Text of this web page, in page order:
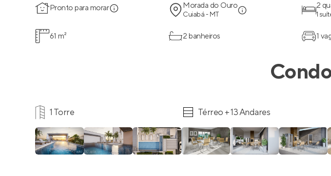
Pronto para morar Morada do Ouro
Cuiabá - MT
2
1
61 m² 2 banheiros 1
1 Torre Térreo + 13 Andares